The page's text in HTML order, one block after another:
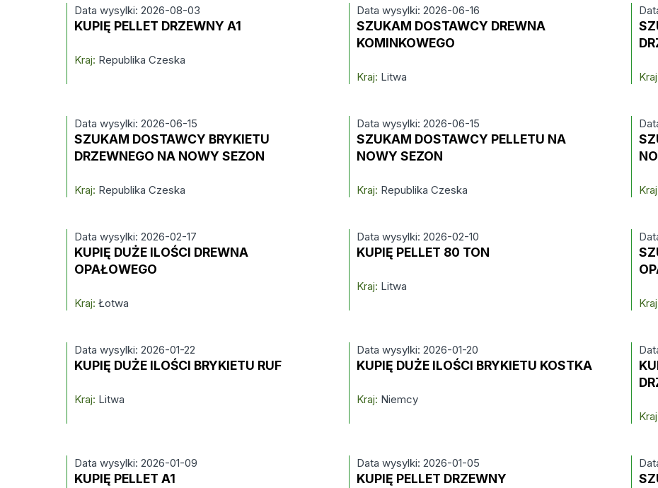
Data wysylki: 2026-08-03
KUPIĘ PELLET DRZEWNY A1
Kraj: Republika Czeska
Data wysylki: 2026-06-16
SZUKAM DOSTAWCY DREWNA
KOMINKOWEGO
Kraj: Litwa
Data wysylki: 2026-06-15
SZUKAM DOSTAWCY BRYKIETU
DRZEWNEGO NA NOWY SEZON
Kraj: Republika Czeska
Data wysylki: 2026-06-15
SZUKAM DOSTAWCY PELLETU NA
NOWY SEZON
Kraj: Republika Czeska
Data wysylki: 2026-02-17
KUPIĘ DUŻE ILOŚCI DREWNA
OPAŁOWEGO
Kraj: Łotwa
Data wysylki: 2026-02-10
KUPIĘ PELLET 80 TON
Kraj: Litwa
Data wysylki: 2026-01-22
KUPIĘ DUŻE ILOŚCI BRYKIETU RUF
Kraj: Litwa
Data wysylki: 2026-01-20
KUPIĘ DUŻE ILOŚCI BRYKIETU KOSTKA
Kraj: Niemcy
Data wysylki: 2026-01-09
KUPIĘ PELLET A1
Data wysylki: 2026-01-05
KUPIĘ PELLET DRZEWNY